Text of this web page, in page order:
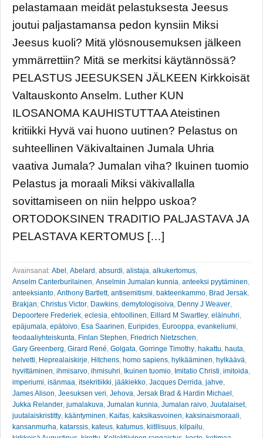
pelastamaan meidät pelastuksesta Jeesus
joutui paljastamansa pedon kynsiin Miksi
Jeesus kuoli? Mitä ylösnousemuksen jälkeen
ymmärrettiin? Mitä se merkitsi käytännössä?
PELASTUS JEESUKSEN JÄLKEEN Kirkkoisät
Valtauskonto Anselm. Luther KUN
ILOSANOMA KAUHISTUTTAA Ateistinen
kritiikki Hyvä vai huono uutinen? Pelastus on
suhteellinen Väkivaltainen Jumala Uhria
vaativa Jumala? Jumalan viha? Ikuinen tuomio
Pelastus ja moraali Miksi väkivallalla
sovittamiseen on niin helppo uskoa?
ORTODOKSINEN TRADITIO PALJASTAVA JA
PELASTAVA KERTOMUS […]
Avainsanat: Abel , Abelard , absurdi, alistaja, alkukertomus,
Anselm Canterburilainen, Anselmin Jumalan kunnia, anteeksi pyytäminen,
anteeksianto, Anthony Bartlett, antisemitismi, bakteerikammo, Brad Jersak,
Brakjan, Christus Victor, Dawkins, demytologisoiva, Denny J Weaver,
Depoortere Frederiek, eclesia, ehtoollinen, Eillard M Swartley, eläinuhri,
epäjumala, epätoivo, Esa Saarinen, Euripides, Eurooppa, evankeliumi,
feodaaliyhteiskunta, Finlan Stephen, Friedrich Nietzschen,
Gary Greenberg, Girard René, Golgata, Gorringe Timothy, hakattu, hauta,
helvetti, Heprealaiskirje, Hitchens, homo sapiens, hylkääminen, hylkäävä,
hyvittäminen, ihmisarvo, ihmisuhri, Ikuinen tuomio, Imitatio Christi, imitoida,
imperiumi, isänmaa, itsekritiikki, jääkiekko, Jacques Derrida, jahve,
James Alison, Jeesuksen veri, Jehova, Jersak Brad & Hardin Michael ,
Jukka Relander, jumalakuva, Jumalan kunnia, Jumalan raivo, Juutalaiset,
juutalaiskristitty, kääntyminen, Kaifas, kaksikasvoinen, kaksinaismoraali,
kansanmurha, katarssis, kateus, katumus, kiitllisuus, kilpailu,